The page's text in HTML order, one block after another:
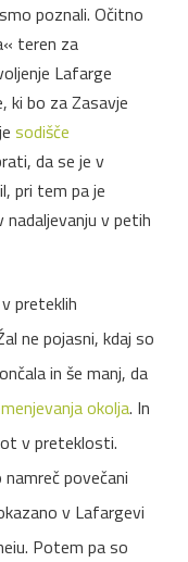
poznali. Očitno
teren za
Lafarge
ki bo za Zasavje
sodišče
da se je v
pri tem pa je
v petih
preteklih
ne pojasni, kdaj so
in še manj, da
okolja. In
v preteklosti.
povečani
v Lafargevi
Potem pa so